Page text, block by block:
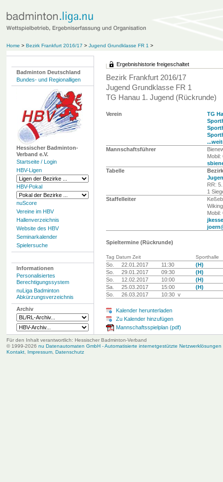
Home > Bezirk Frankfurt 2016/17 > Jugend Grundklasse FR 1 >
Badminton Deutschland
Bundes- und Regionalligen
Hessischer Badminton-
Verband e.V.
Startseite / Login
HBV-Ligen
HBV-Pokal
nuScore
Vereine im HBV
Hallenverzeichnis
Website des HBV
Seminarkalender
Spielersuche
Informationen
Personalisiertes
Berechtigungssystem
nuLiga Badminton
Abkürzungsverzeichnis
Archiv
Ergebnishistorie freigeschaltet
Bezirk Frankfurt 2016/17
Jugend Grundklasse FR 1
TG Hanau 1. Jugend (Rückrunde)
Verein
TG
Mannschaftsführer
Mobil:
Tabelle
RR:
1
Staffelleiter
Mobil:
Spieltermine (Rückrunde)
Tag Datum Zeit Sporthalle
So. 22.01.2017 11:30
(H)
So.
29.01.2017 09:30
(H)
So.
12.02.2017 10:00
(H)
Sa.
25.03.2017 15:00
(H)
So.
26.03.2017 10:30 v
Kalender herunterladen
Zu Kalender hinzufügen
Mannschaftsspielplan (pdf)
Für den Inhalt verantwortlich: Hessischer Badminton-Verband
© 1999-2026 nu Datenautomaten GmbH - Automatisierte internetgestützte Netzwerklösungen
Kontakt, Impressum, Datenschutz